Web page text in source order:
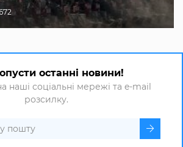
останні новини!
наші соціальні мережі та e-mail
розсилку.